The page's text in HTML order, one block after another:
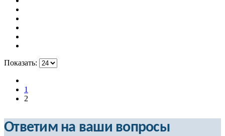
Показать:
1
2
Ответим на ваши вопросы